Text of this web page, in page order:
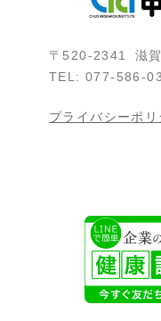
〒520-2341 滋
TEL: 077-586-
プライバシーポリ